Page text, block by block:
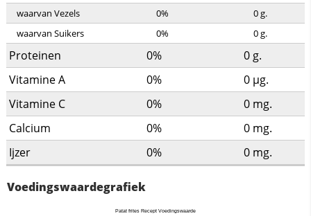
waarvan Vezels 0% 0g.
waarvan Suikers
0% 0g.
Proteinen 0% 0 g.
Vitamine A
0% 0 µg.
Vitamine C
0% 0 mg.
Calcium
0% 0 mg.
Ijzer
0% 0 mg.
Voedingswaardegrafiek